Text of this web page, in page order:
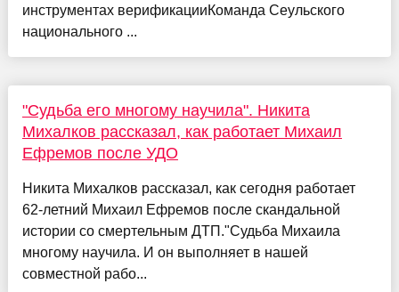
инструментах верификацииКоманда Сеульского
национального ...
"Судьба его многому научила". Никита
Михалков рассказал, как работает Михаил
Ефремов после УДО
Никита Михалков рассказал, как сегодня работает
62-летний Михаил Ефремов после скандальной
истории со смертельным ДТП."Судьба Михаила
многому научила. И он выполняет в нашей
совместной рабо...